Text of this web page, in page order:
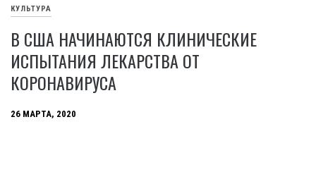
КУЛЬТУРА
В США НАЧИНАЮТСЯ КЛИНИЧЕСКИЕ
ИСПЫТАНИЯ ЛЕКАРСТВА ОТ
КОРОНАВИРУСА
26 МАРТА, 2020